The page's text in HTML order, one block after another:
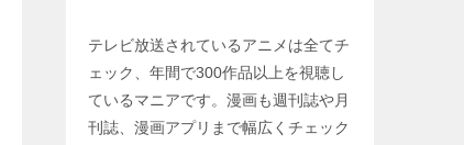
テレビ放送されているアニメは全てチ
ェック、年間で300作品以上を視聴し
ているマニアです。漫画も週刊誌や月
刊誌、漫画アプリまで幅広くチェック